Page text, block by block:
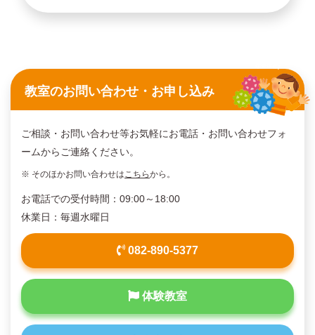
教室のお問い合わせ・お申し込み
ご相談・お問い合わせ等お気軽にお電話・お問い合わせフォ
ームからご連絡ください。
※ そのほかお問い合わせは こちらから。
お電話での受付時間：09:00～18:00
休業日：毎週水曜日
082-890-5377
体験教室